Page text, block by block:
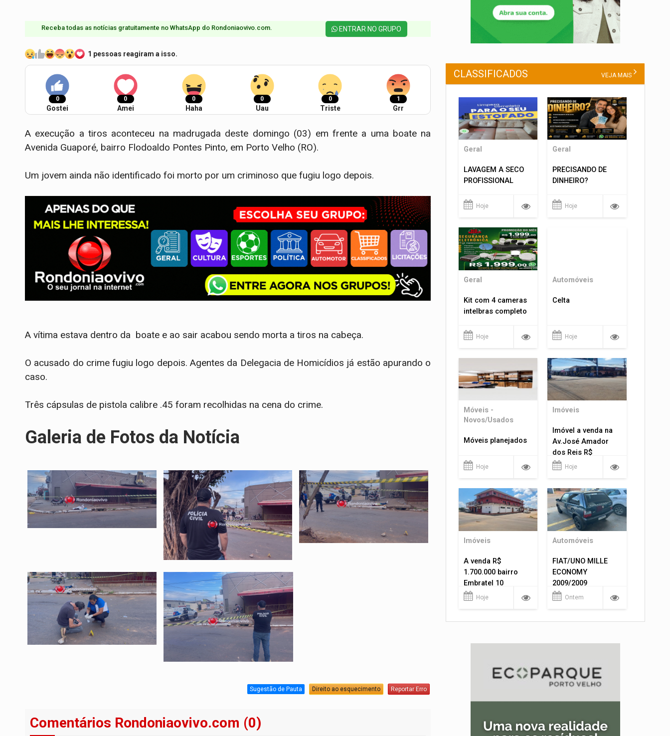
Receba todas as notícias gratuitamente no WhatsApp do Rondoniaovivo.com.​ ENTRAR NO GRUPO
1 pessoas reagiram a isso.
0
Gostei
0
Amei
0
Haha
0
Uau
0
Triste
1
Grr
A execução a tiros aconteceu na madrugada deste domingo (03) em frente a uma boate na
Avenida Guaporé, bairro Flodoaldo Pontes Pinto, em Porto Velho (RO).
Um jovem ainda não identificado foi morto por um criminoso que fugiu logo depois.
A vítima estava dentro da boate e ao sair acabou sendo morta a tiros na cabeça.
O acusado do crime fugiu logo depois. Agentes da Delegacia de Homicídios já estão apurando o
caso.
Três cápsulas de pistola calibre .45 foram recolhidas na cena do crime.
Galeria de Fotos da Notícia
Sugestão de Pauta Direito ao esquecimento Reportar Erro
Comentários Rondoniaovivo.com (0)
CLASSIFICADOS VEJA MAIS
Geral
LAVAGEM A SECO
PROFISSIONAL
Hoje
Geral
PRECISANDO DE
DINHEIRO?
Hoje
Geral
Kit com 4 cameras
intelbras completo
Hoje
Automóveis
Celta
Hoje
Móveis -
Novos/Usados
Móveis planejados
Hoje
Imóveis
Imóvel a venda na
Av.José Amador
dos Reis R$
1.400.000
Hoje
Imóveis
A venda R$
1.700.000 bairro
Embratel 10
apartamentos!
Hoje
Automóveis
FIAT/UNO MILLE
ECONOMY
2009/2009
Ontem